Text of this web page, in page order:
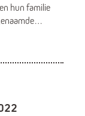
hun familie